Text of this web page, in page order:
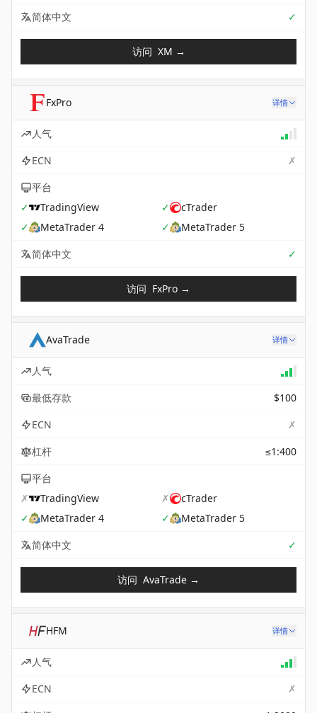
简体中文 ✓
访问 XM →
FxPro 详情
人气
ECN
✗
平台
✓
TradingView ✓
cTrader
✓
MetaTrader 4 ✓
MetaTrader 5
简体中文
✓
访问 FxPro →
AvaTrade 详情
人气
最低存款
$100
ECN
✗
杠杆
≤1:400
平台
✗
TradingView ✗
cTrader
✓
MetaTrader 4 ✓
MetaTrader 5
简体中文
✓
访问 AvaTrade →
HFM 详情
人气
ECN
✗